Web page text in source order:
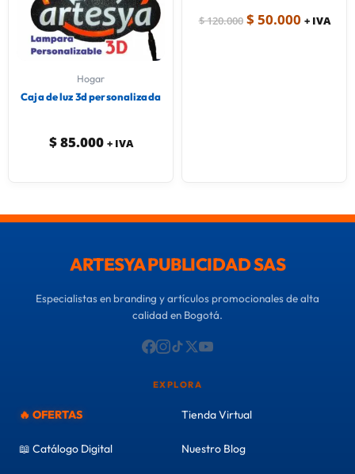
Hogar
Caja de luz 3d personalizada
$85.000 + IVA
$120.000 $ 50.000 + IVA
ARTESYA PUBLICIDAD SAS
Especialistas en branding y artículos promocionales de alta
calidad en Bogotá.
EXPLORA
🔥 OFERTAS Tienda Virtual
📖 Catálogo Digital Nuestro Blog